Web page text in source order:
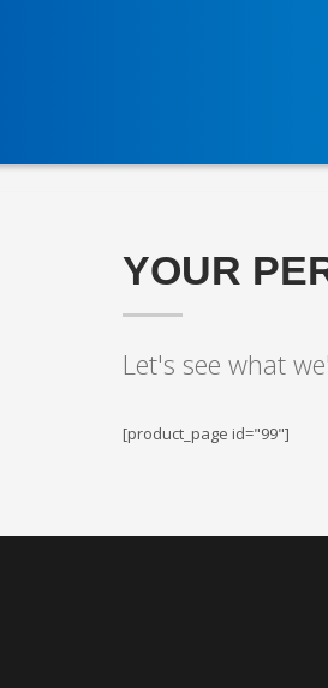
YOUR
Let's see what
[product_page id="99"]